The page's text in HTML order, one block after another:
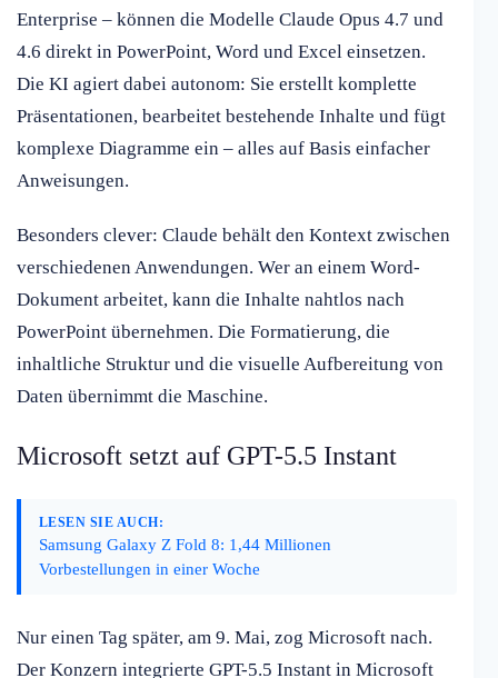
Enterprise – können die Modelle Claude Opus 4.7 und
4.6 direkt in PowerPoint, Word und Excel einsetzen.
Die KI agiert dabei autonom: Sie erstellt komplette
Präsentationen, bearbeitet bestehende Inhalte und fügt
komplexe Diagramme ein – alles auf Basis einfacher
Anweisungen.
Besonders clever: Claude behält den Kontext zwischen
verschiedenen Anwendungen. Wer an einem Word-
Dokument arbeitet, kann die Inhalte nahtlos nach
PowerPoint übernehmen. Die Formatierung, die
inhaltliche Struktur und die visuelle Aufbereitung von
Daten übernimmt die Maschine.
Microsoft setzt auf GPT-5.5 Instant
LESEN SIE AUCH:
Samsung Galaxy Z Fold 8: 1,44 Millionen
Vorbestellungen in einer Woche
Nur einen Tag später, am 9. Mai, zog Microsoft nach.
Der Konzern integrierte GPT-5.5 Instant in Microsoft